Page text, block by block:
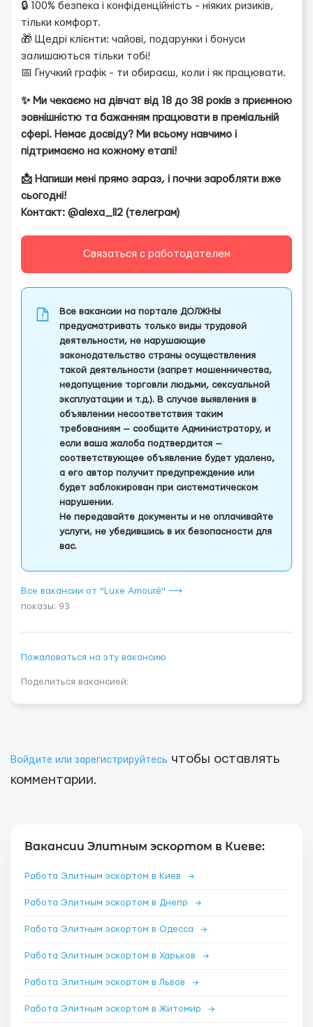
🔒 100% безпека і конфіденційність - ніяких ризиків,
тільки комфорт.
🎁 Щедрі клієнти: чайові, подарунки і бонуси
залишаються тільки тобі!
📅 Гнучкий графік - ти обираєш, коли і як працювати.
✨ Ми чекаємо на дівчат від 18 до 38 років з приємною
зовнішністю та бажанням працювати в преміальній
сфері. Немає досвіду? Ми всьому навчимо і
підтримаємо на кожному етапі!
📩 Напиши мені прямо зараз, і почни заробляти вже
сьогодні!
Контакт: @alexa_ll2 (телеграм)
Связаться с работодателем
Все вакансии на портале ДОЛЖНЫ
предусматривать только виды трудовой
деятельности, не нарушающие
законодательство страны осуществления
такой деятельности (запрет мошенничества,
недопущение торговли людьми, сексуальной
эксплуатации и т.д.). В случае выявления в
объявлении несоответствия таким
требованиям — сообщите Администратору, и
если ваша жалоба подтвердится —
соответствующее объявление будет удалено,
а его автор получит предупреждение или
будет заблокирован при систематическом
нарушении.
Не передавайте документы и не оплачивайте
услуги, не убедившись в их безопасности для
вас.
Все вакансии от "Luxe Amouré" ⟶
показы: 93
Пожаловаться на эту вакансию
Поделиться вакансией:
Войдите или зарегистрируйтесь чтобы оставлять
комментарии.
Вакансии Элитным эскортом в Киеве:
Работа Элитным эскортом в Киев →
Работа Элитным эскортом в Днепр →
Работа Элитным эскортом в Одесса →
Работа Элитным эскортом в Харьков →
Работа Элитным эскортом в Львов →
Работа Элитным эскортом в Житомир →